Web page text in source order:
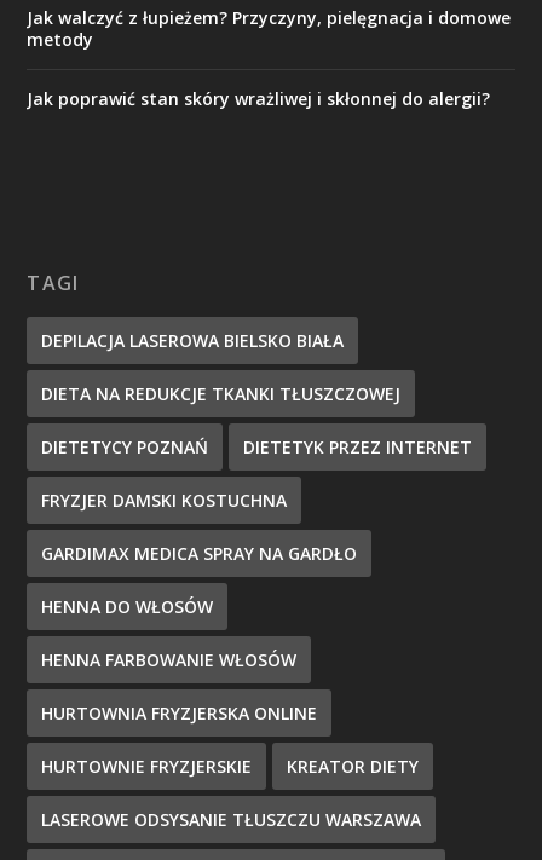
Jak walczyć z łupieżem? Przyczyny, pielęgnacja i domowe
metody
Jak poprawić stan skóry wrażliwej i skłonnej do alergii?
TAGI
DEPILACJA LASEROWA BIELSKO BIAŁA
DIETA NA REDUKCJE TKANKI TŁUSZCZOWEJ
DIETETYCY POZNAŃ DIETETYK PRZEZ INTERNET
FRYZJER DAMSKI KOSTUCHNA
GARDIMAX MEDICA SPRAY NA GARDŁO
HENNA DO WŁOSÓW
HENNA FARBOWANIE WŁOSÓW
HURTOWNIA FRYZJERSKA ONLINE
HURTOWNIE FRYZJERSKIE KREATOR DIETY
LASEROWE ODSYSANIE TŁUSZCZU WARSZAWA